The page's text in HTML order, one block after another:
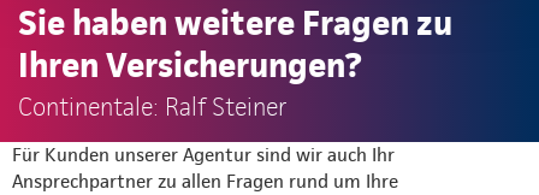
Sie haben weitere Fragen zu
Ihren Versicherungen?
Continentale: Ralf Steiner
Für Kunden unserer Agentur sind wir auch Ihr
Ansprechpartner zu allen Fragen rund um Ihre